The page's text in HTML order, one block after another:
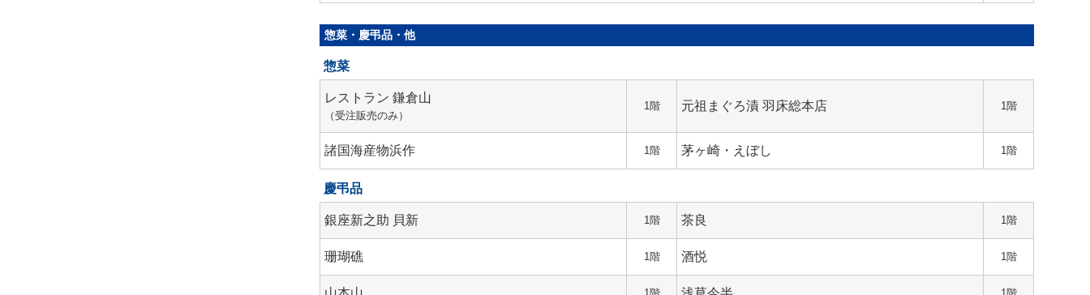
惣菜・慶弔品・他
惣菜
レストラン 鎌倉山
（受注販売のみ）
1階 元祖まぐろ漬 羽床総本店 1階
諸国海産物浜作 1階 茅ヶ崎・えぼし 1階
慶弔品
銀座新之助 貝新 1階 茶良 1階
珊瑚礁 1階 酒悦 1階